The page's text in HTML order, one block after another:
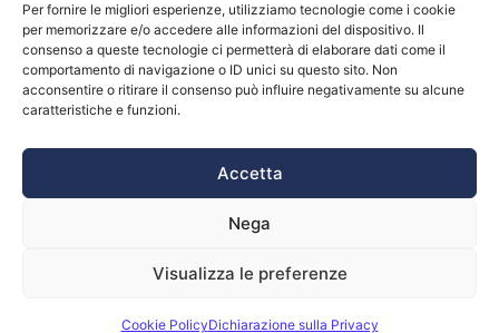
Per fornire le migliori esperienze, utilizziamo tecnologie come i cookie
per memorizzare e/o accedere alle informazioni del dispositivo. Il
consenso a queste tecnologie ci permetterà di elaborare dati come il
comportamento di navigazione o ID unici su questo sito. Non
acconsentire o ritirare il consenso può influire negativamente su alcune
caratteristiche e funzioni.
Accetta
Nega
Visualizza le preferenze
Cookie PolicyDichiarazione sulla Privacy
asgs@omniway.sm
Piazza M. Tini, 7 - 47891 -
Dogana (RSM)
Info sito
Website powered by